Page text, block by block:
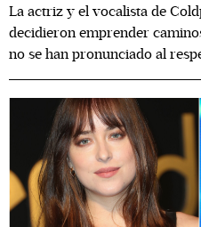
La actriz y el vocalista de
decidieron emprender
no se han pronunciado al